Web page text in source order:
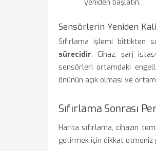
yeniden başlatın.
Sensörlerin Yeniden
Sıfırlama işlemi bittikten
sürecidir. Cihaz, şarj
sensörleri ortamdaki
önünün açık olması ve
Sıfırlama Sonrası
Harita sıfırlama, cihazın
getirmek için dikkat etmeniz